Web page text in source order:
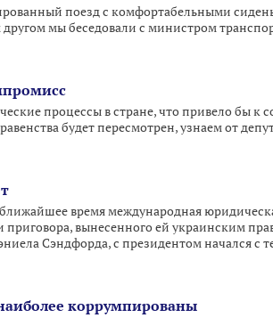
поезд с комфортабельными
мы беседовали с министром
процессы в стране, что привело бы к
будет пересмотрен, узнаем от
время международная
вынесенного ей украинским
Сэндфорда, с президентом начался с
коррумпированы